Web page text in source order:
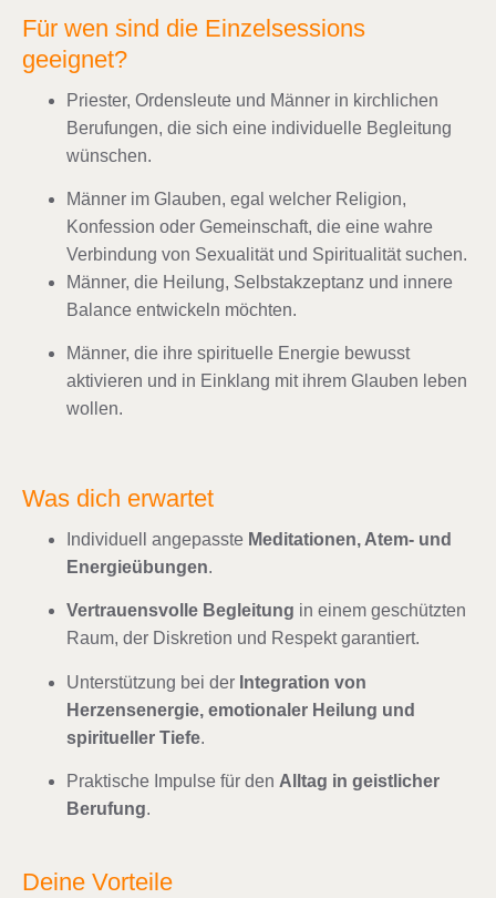
Für wen sind die Einzelsessions
geeignet?
Priester, Ordensleute und Männer in kirchlichen
Berufungen, die sich eine individuelle Begleitung
wünschen.
Männer im Glauben, egal welcher Religion,
Konfession oder Gemeinschaft, die eine wahre
Verbindung von Sexualität und Spiritualität suchen.
Männer, die Heilung, Selbstakzeptanz und innere
Balance entwickeln möchten.
Männer, die ihre spirituelle Energie bewusst
aktivieren und in Einklang mit ihrem Glauben leben
wollen.
Was dich erwartet
Individuell angepasste Meditationen, Atem- und
Energieübungen.
Vertrauensvolle Begleitung in einem geschützten
Raum, der Diskretion und Respekt garantiert.
Unterstützung bei der Integration von
Herzensenergie, emotionaler Heilung und
spiritueller Tiefe.
Praktische Impulse für den Alltag in geistlicher
Berufung.
Deine Vorteile